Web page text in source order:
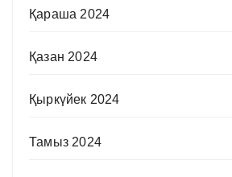
Қараша 2024
Қазан 2024
Қыркүйек 2024
Тамыз 2024